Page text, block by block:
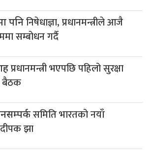
पनिनिषेधाज्ञा, प्रधानमन्त्रीले आजै
सम्बोधन गर्दै
प्रधानमन्त्री भएपछि पहिलो सुरक्षा
बैठक
समिति भारतको नयाँ
झा